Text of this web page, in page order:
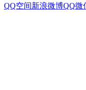
QQ空间新浪微博QQ微